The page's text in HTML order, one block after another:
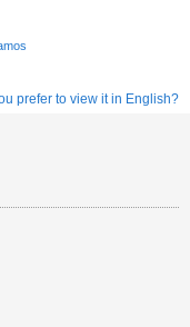
prefer to view it in English?